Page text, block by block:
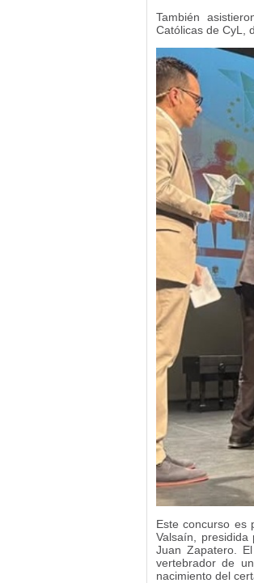
También
Católicas de CyL,
Este concurso es
Valsaín,
Juan Zapatero.
vertebrador de
nacimiento del